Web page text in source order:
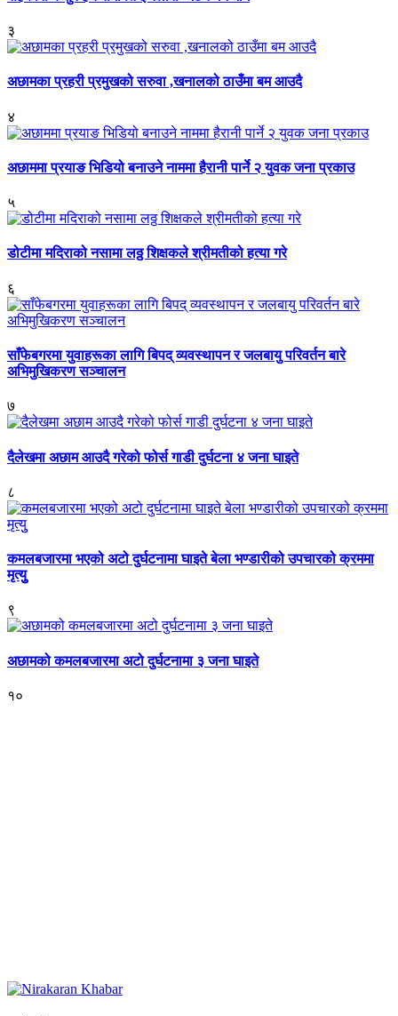
३
अछामका प्रहरी प्रमुखको सरुवा ,खनालको ठाउँमा बम आउदै
४
अछाममा प्रयाङ भिडियो बनाउने नाममा हैरानी पार्ने २ युवक जना प्रकाउ
५
डोटीमा मदिराको नसामा लठ्ठ शिक्षकले श्रीमतीको हत्या गरे
६
साँफेबगरमा युवाहरूका लागि बिपद् व्यवस्थापन र जलबायु परिवर्तन बारे
अभिमुखिकरण सञ्चालन
७
दैलेखमा अछाम आउदै गरेको फोर्स गाडी दुर्घटना ४ जना घाइते
८
कमलबजारमा भएको अटो दुर्घटनामा घाइते बेला भण्डारीको उपचारको क्रममा
मृत्युु
९
अछामको कमलबजारमा अटो दुर्घटनामा ३ जना घाइते
१०